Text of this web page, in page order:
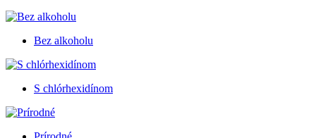
Bez alkoholu
S chlórhexidínom